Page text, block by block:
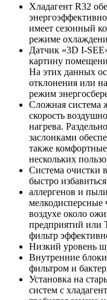
Хладагент R32
имеет сезонный
режиме
Датчик «3D I-
картину
На этих данных
отклонения или
режим
Сложная система
скорость
нагрева.
заслонками
также
нескольких
Система очистки
быстро
аллергенов и
мелкодисперсные
воздухе около
предприятий
фильтр
Низкий уровень
Внутренние
фильтром и
Установка на
систем с